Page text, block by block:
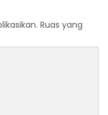
Ruas yang